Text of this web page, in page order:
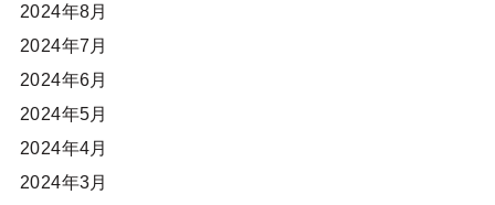
2024年8月
2024年7月
2024年6月
2024年5月
2024年4月
2024年3月